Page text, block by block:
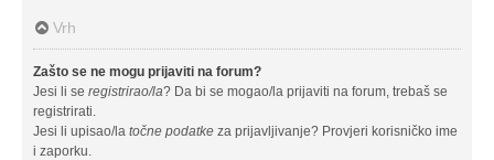
Vrh
Zašto se ne mogu prijaviti na forum?
Jesi li se registrirao/la? Da bi se mogao/la prijaviti na forum, trebaš se
registrirati.
Jesi li upisao/la točne podatke za prijavljivanje? Provjeri korisničko ime
i zaporku.